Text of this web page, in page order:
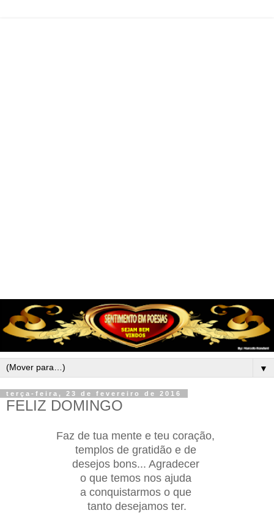
▼
terça-feira, 23 de fevereiro de 2016
FELIZ DOMINGO
Faz de tua mente e teu coração,
templos de gratidão e de
desejos bons... Agradecer
o que temos nos ajuda
a conquistarmos o que
tanto desejamos ter.